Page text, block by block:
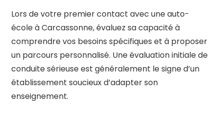
Lors de votre premier contact avec une auto-
école à Carcassonne, évaluez sa capacité à
comprendre vos besoins spécifiques et à proposer
un parcours personnalisé. Une évaluation initiale de
conduite sérieuse est généralement le signe d’un
établissement soucieux d’adapter son
enseignement.